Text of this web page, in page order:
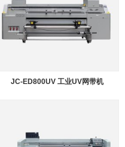
JC-ED800UV 工业UV网带机